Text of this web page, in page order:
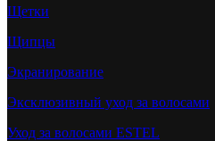
Щетки
Щипцы
Экранирование
Эксклюзивный уход за волосами
Уход за волосами ESTEL